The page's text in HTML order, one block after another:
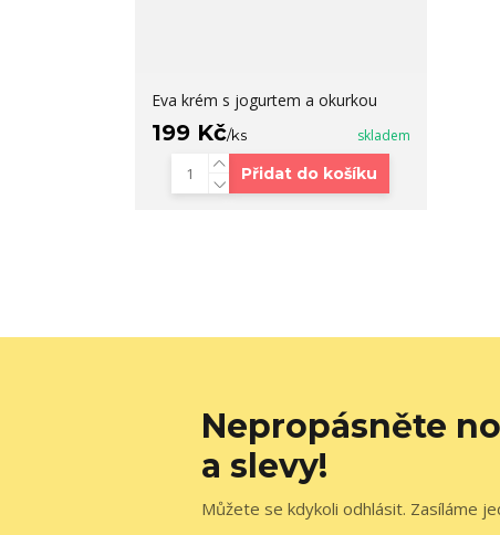
Eva krém s jogurtem a okurkou
199 Kč/ks skladem
Přidat do košíku
Nepropásněte
a slevy!
Můžete se kdykoli odhlásit. Zasíláme